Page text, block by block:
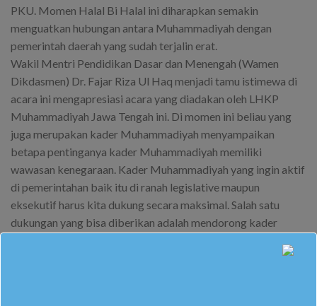
PKU. Momen Halal Bi Halal ini diharapkan semakin
menguatkan hubungan antara Muhammadiyah dengan
pemerintah daerah yang sudah terjalin erat.
Wakil Mentri Pendidikan Dasar dan Menengah (Wamen
Dikdasmen) Dr. Fajar Riza Ul Haq menjadi tamu istimewa di
acara ini mengapresiasi acara yang diadakan oleh LHKP
Muhammadiyah Jawa Tengah ini. Di momen ini beliau yang
juga merupakan kader Muhammadiyah menyampaikan
betapa pentinganya kader Muhammadiyah memiliki
wawasan kenegaraan. Kader Muhammadiyah yang ingin aktif
di pemerintahan baik itu di ranah legislative maupun
eksekutif harus kita dukung secara maksimal. Salah satu
dukungan yang bisa diberikan adalah mendorong kader
Muhammadiyah juga harus tetap mempertahankan identitas